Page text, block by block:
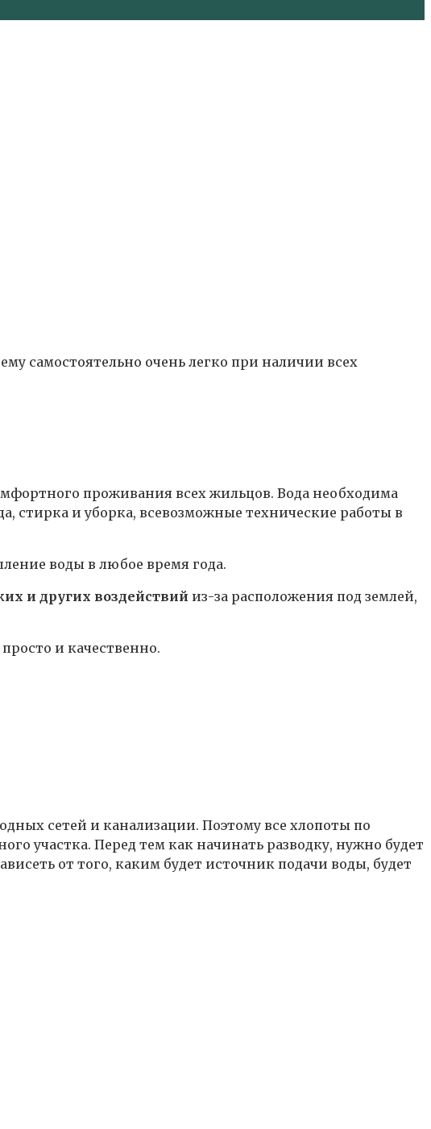
самостоятельно очень легко при наличии всех
проживания всех жильцов. Вода необходима
стирка и уборка, всевозможные технические работы в
воды в любое время года.
и других воздействий из-за расположения под землей,
и качественно.
сетей и канализации. Поэтому все хлопоты по
участка. Перед тем как начинать разводку, нужно будет
от того, каким будет источник подачи воды, будет